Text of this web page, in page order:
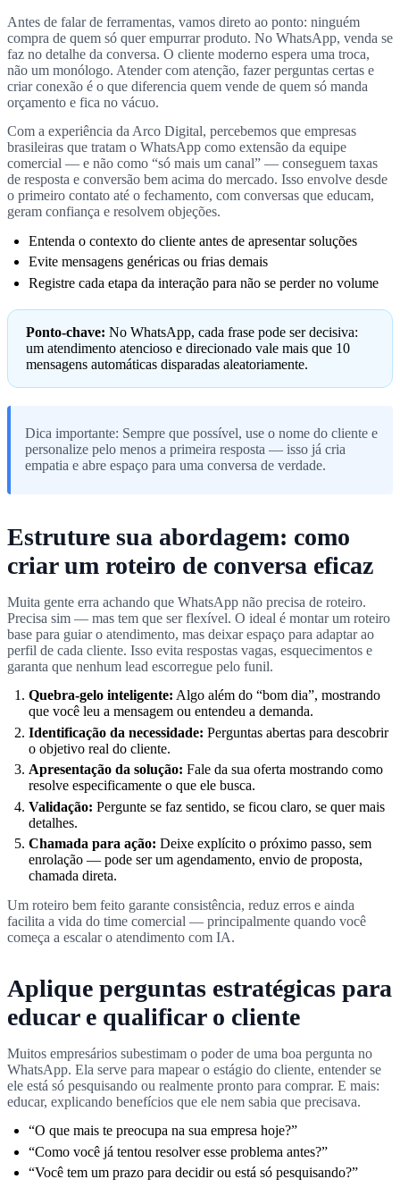
Antes de falar de ferramentas, vamos direto ao ponto: ninguém
compra de quem só quer empurrar produto. No WhatsApp, venda se
faz no detalhe da conversa. O cliente moderno espera uma troca,
não um monólogo. Atender com atenção, fazer perguntas certas e
criar conexão é o que diferencia quem vende de quem só manda
orçamento e fica no vácuo.
Com a experiência da Arco Digital, percebemos que empresas
brasileiras que tratam o WhatsApp como extensão da equipe
comercial — e não como “só mais um canal” — conseguem taxas
de resposta e conversão bem acima do mercado. Isso envolve desde
o primeiro contato até o fechamento, com conversas que educam,
geram confiança e resolvem objeções.
Entenda o contexto do cliente antes de apresentar soluções
Evite mensagens genéricas ou frias demais
Registre cada etapa da interação para não se perder no volume
Ponto-chave: No WhatsApp, cada frase pode ser decisiva:
um atendimento atencioso e direcionado vale mais que 10
mensagens automáticas disparadas aleatoriamente.
Dica importante: Sempre que possível, use o nome do cliente e
personalize pelo menos a primeira resposta — isso já cria
empatia e abre espaço para uma conversa de verdade.
Estruture sua abordagem: como
criar um roteiro de conversa eficaz
Muita gente erra achando que WhatsApp não precisa de roteiro.
Precisa sim — mas tem que ser flexível. O ideal é montar um roteiro
base para guiar o atendimento, mas deixar espaço para adaptar ao
perfil de cada cliente. Isso evita respostas vagas, esquecimentos e
garanta que nenhum lead escorregue pelo funil.
Quebra-gelo inteligente: Algo além do “bom dia”, mostrando
que você leu a mensagem ou entendeu a demanda.
Identificação da necessidade: Perguntas abertas para descobrir
o objetivo real do cliente.
Apresentação da solução: Fale da sua oferta mostrando como
resolve especificamente o que ele busca.
Validação: Pergunte se faz sentido, se ficou claro, se quer mais
detalhes.
Chamada para ação: Deixe explícito o próximo passo, sem
enrolação — pode ser um agendamento, envio de proposta,
chamada direta.
Um roteiro bem feito garante consistência, reduz erros e ainda
facilita a vida do time comercial — principalmente quando você
começa a escalar o atendimento com IA.
Aplique perguntas estratégicas para
educar e qualificar o cliente
Muitos empresários subestimam o poder de uma boa pergunta no
WhatsApp. Ela serve para mapear o estágio do cliente, entender se
ele está só pesquisando ou realmente pronto para comprar. E mais:
educar, explicando benefícios que ele nem sabia que precisava.
“O que mais te preocupa na sua empresa hoje?”
“Como você já tentou resolver esse problema antes?”
“Você tem um prazo para decidir ou está só pesquisando?”